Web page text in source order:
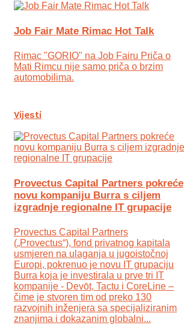
Job Fair Mate Rimac Hot Talk
Rimac "GORIO" na Job Fairu Priča o
Mati Rimcu nije samo priča o brzim
automobilima.
Vijesti
Provectus Capital Partners pokreće
novu kompaniju Burra s ciljem
izgradnje regionalne IT grupacije
Provectus Capital Partners
(„Provectus“), fond privatnog kapitala
usmjeren na ulaganja u jugoistočnoj
Europi, pokrenuo je novu IT grupaciju
Burra koja je investirala u prve tri IT
kompanije - Devōt, Tactu i CoreLine –
čime je stvoren tim od preko 130
razvojnih inženjera sa specijaliziranim
znanjima i dokazanim globalni...